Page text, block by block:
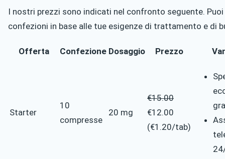
I nostri prezzi sono indicati nel confronto seguente.
confezioni in base alle tue esigenze di trattamento e di
Offerta Confezione Dosaggio Prezzo
Starter
10
compresse
20 mg
€15.00
€12.00
(€1.20/tab)